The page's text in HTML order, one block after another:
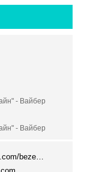
- Вайбер
- Вайбер